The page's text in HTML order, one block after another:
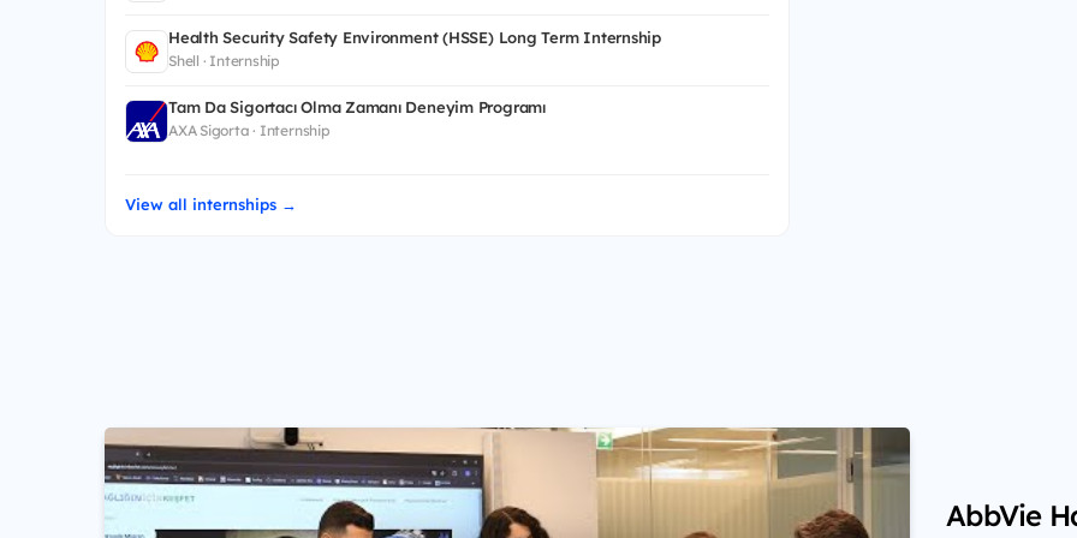
Health Security Safety Environment (HSSE) Long Term Internship
Shell · Internship
Tam Da Sigortacı Olma Zamanı Deneyim Programı
AXA Sigorta · Internship
View all internships →
AbbVie